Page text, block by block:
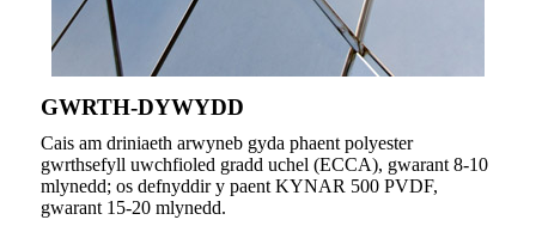
GWRTH-DYWYDD
Cais am driniaeth arwyneb gyda phaent polyester
gwrthsefyll uwchfioled gradd uchel (ECCA), gwarant 8-10
mlynedd; os defnyddir y paent KYNAR 500 PVDF,
gwarant 15-20 mlynedd.